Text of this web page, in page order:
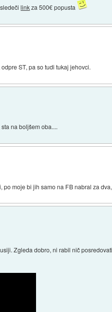
sledečilinkza 500€ popusta
ST, pa so tudi tukaj jehovci.
na boljšem oba....
moje bi jih samo na FB nabral za
Zgleda dobro, ni rabil nič